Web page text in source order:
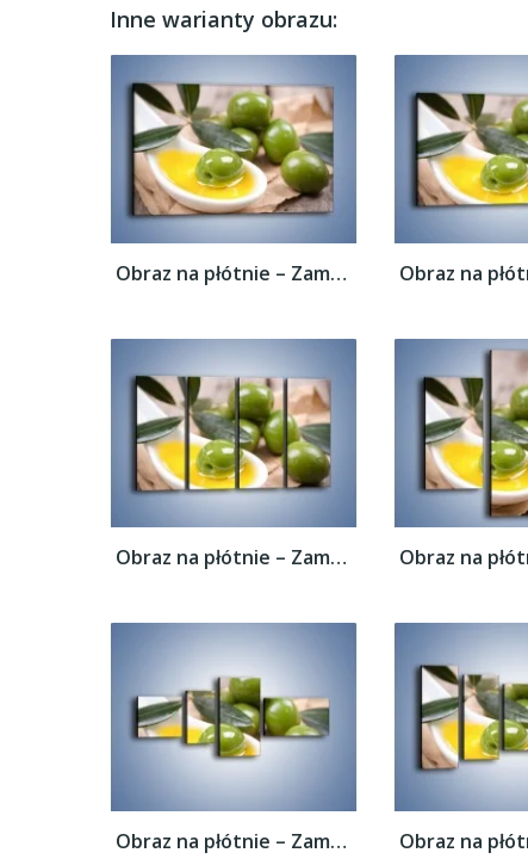
Inne warianty obrazu:
Obraz na płótnie – Zamoczone oliwki –...
Obraz na płótnie – Zamoczone oliwki –...
Obraz na płótnie – Zamoczone oliwki –...